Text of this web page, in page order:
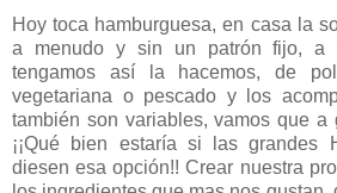
Hoy toca hamburguesa, en casa la
a menudo y sin un patrón fijo, a
tengamos así la hacemos, de
vegetariana o pescado y los
también son variables, vamos que a
¡¡Qué bien estaría si las grandes
diesen esa opción!! Crear nuestra